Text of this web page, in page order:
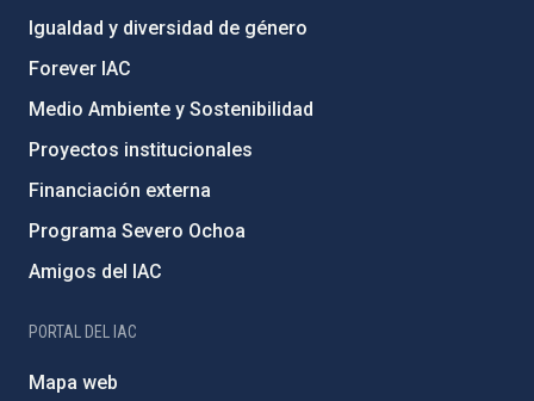
Igualdad y diversidad de género
Forever IAC
Medio Ambiente y Sostenibilidad
Proyectos institucionales
Financiación externa
Programa Severo Ochoa
Amigos del IAC
PORTAL DEL IAC
Mapa web